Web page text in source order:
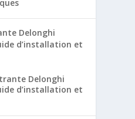
Delonghi
d’installation et